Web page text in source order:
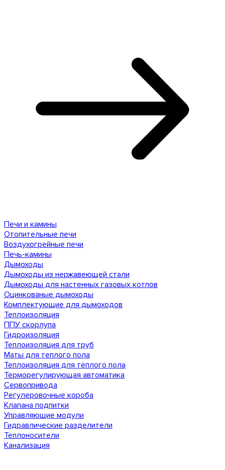
Печи и камины
Отопительные печи
Воздухогрейные печи
Печь-камины
Дымоходы
Дымоходы из нержавеющей стали
Дымоходы для настенных газовых котлов
Оцинкованые дымоходы
Комплектующие для дымоходов
Теплоизоляция
ППУ скорлупа
Гидроизоляция
Теплоизоляция для труб
Маты для теплого пола
Теплоизоляция для теплого пола
Терморегулирующая автоматика
Сервопривода
Регулеровочные короба
Клапана подпитки
Управляющие модули
Гидравлические разделители
Теплоносители
Канализация